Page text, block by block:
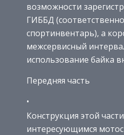
возможности
ГИББД
спортинвентарь), а
межсервисный
использование байка
Передняя часть
Конструкция этой
интересующимся